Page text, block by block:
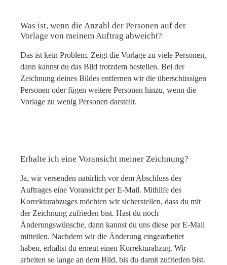
Was ist, wenn die Anzahl der Personen auf der
Vorlage von meinem Auftrag abweicht?
Das ist kein Problem. Zeigt die Vorlage zu viele Personen,
dann kannst du das Bild trotzdem bestellen. Bei der
Zeichnung deines Bildes entfernen wir die überschüssigen
Personen oder fügen weitere Personen hinzu, wenn die
Vorlage zu wenig Personen darstellt.
Erhalte ich eine Voransicht meiner Zeichnung?
Ja, wir versenden natürlich vor dem Abschluss des
Auftrages eine Voransicht per E-Mail. Mithilfe des
Korrekturabzuges möchten wir sicherstellen, dass du mit
der Zeichnung zufrieden bist. Hast du noch
Änderungswünsche, dann kannst du uns diese per E-Mail
mitteilen. Nachdem wir die Änderung eingearbeitet
haben, erhältst du erneut einen Korrekturabzug. Wir
arbeiten so lange an dem Bild, bis du damit zufrieden bist.